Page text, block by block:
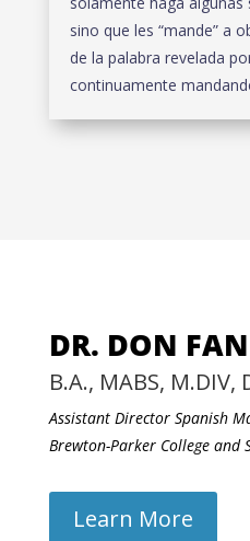
sino que les “mande” a
de la palabra revelada
continuamente
DR. DON
B.A., MABS, M.DIV,
Assistant Director Spanish
Brewton-Parker College and
Learn More